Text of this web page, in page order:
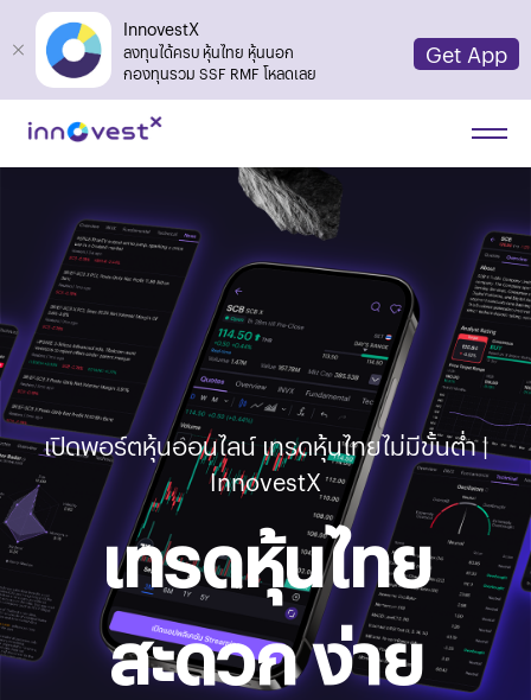
InnovestX
ลงทุนได้ครบ หุ้นไทย หุ้นนอก
กองทุนรวม SSF RMF โหลดเลย
Get App
เปิดพอร์ตหุ้นออนไลน์ เทรดหุ้นไทยไม่มีขั้นต่ำ |
InnovestX
เทรดหุ้นไทย
สะดวก ง่าย